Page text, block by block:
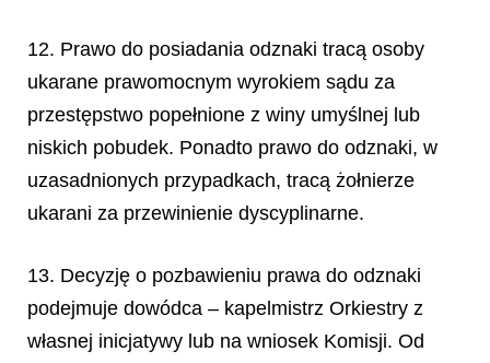
12. Prawo do posiadania odznaki tracą osoby
ukarane prawomocnym wyrokiem sądu za
przestępstwo popełnione z winy umyślnej lub
niskich pobudek. Ponadto prawo do odznaki, w
uzasadnionych przypadkach, tracą żołnierze
ukarani za przewinienie dyscyplinarne.
13. Decyzję o pozbawieniu prawa do odznaki
podejmuje dowódca – kapelmistrz Orkiestry z
własnej inicjatywy lub na wniosek Komisji. Od